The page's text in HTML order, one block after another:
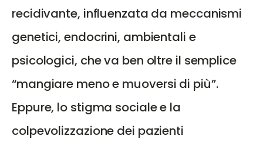
recidivante, influenzata da meccanismi
genetici, endocrini, ambientali e
psicologici, che va ben oltre il semplice
“mangiare meno e muoversi di più”.
Eppure, lo stigma sociale e la
colpevolizzazione dei pazienti